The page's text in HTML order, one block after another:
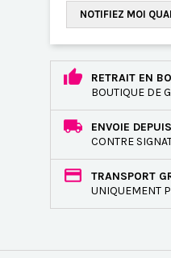
NOTIFIEZ MOI
RETRAIT EN
BOUTIQUE DE
ENVOIE
CONTRE
TRANSPORT
UNIQUEMENT